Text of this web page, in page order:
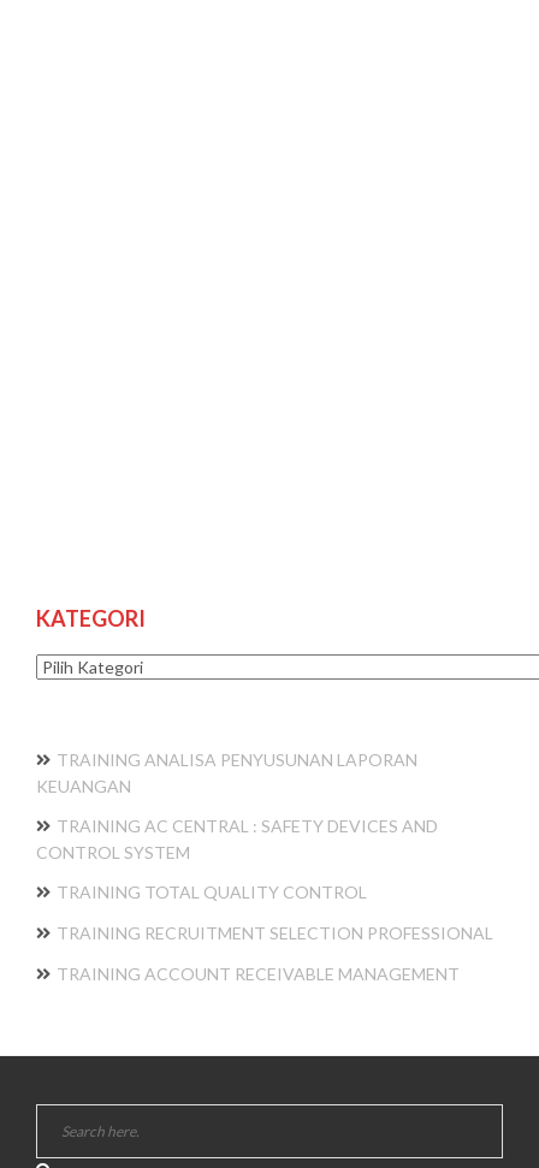
KATEGORI
Kategori
TRAINING ANALISA PENYUSUNAN LAPORAN
KEUANGAN
TRAINING AC CENTRAL : SAFETY DEVICES AND
CONTROL SYSTEM
TRAINING TOTAL QUALITY CONTROL
TRAINING RECRUITMENT SELECTION PROFESSIONAL
TRAINING ACCOUNT RECEIVABLE MANAGEMENT